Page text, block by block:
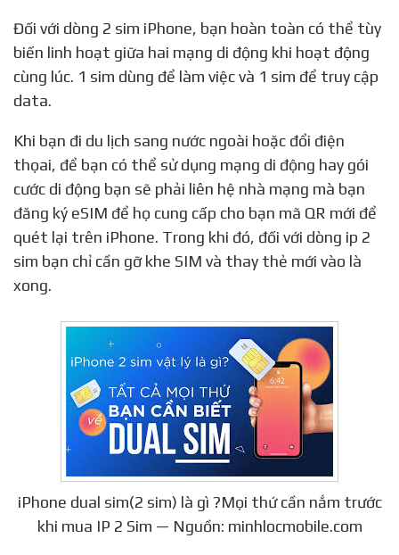
Đối với dòng 2 sim iPhone, bạn hoàn toàn có thể tùy
biến linh hoạt giữa hai mạng di động khi hoạt động
cùng lúc. 1 sim dùng để làm việc và 1 sim để truy cập
data.
Khi bạn đi du lịch sang nước ngoài hoặc đổi điện
thọai, để bạn có thể sử dụng mạng di động hay gói
cước di động bạn sẽ phải liên hệ nhà mạng mà bạn
đăng ký eSIM để họ cung cấp cho bạn mã QR mới để
quét lại trên iPhone. Trong khi đó, đối với dòng ip 2
sim bạn chỉ cần gỡ khe SIM và thay thẻ mới vào là
xong.
iPhone dual sim(2 sim) là gì ?Mọi thứ cần nắm trước
khi mua IP 2 Sim — Nguồn: minhlocmobile.com